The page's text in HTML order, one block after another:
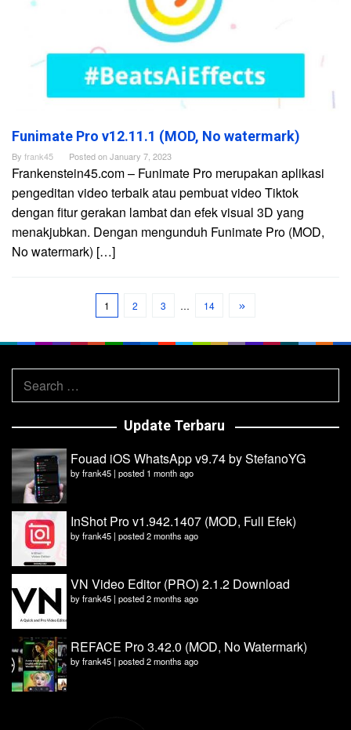
Funimate Pro v12.11.1 (MOD, No watermark)
By frank45 Posted onJanuary 7, 2023
Frankenstein45.com – Funimate Pro merupakan aplikasi
pengeditan video terbaik atau pembuat video Tiktok
dengan fitur gerakan lambat dan efek visual 3D yang
menakjubkan. Dengan mengunduh Funimate Pro (MOD,
No watermark) […]
1 2 3 … 14
Search
for:
Update Terbaru
Fouad iOS WhatsApp v9.74 by StefanoYG
byfrank45 | posted 1 month ago
InShot Pro v1.942.1407 (MOD, Full Efek)
byfrank45 | posted 2 months ago
VN Video Editor (PRO) 2.1.2 Download
byfrank45 | posted 2 months ago
REFACE Pro 3.42.0 (MOD, No Watermark)
byfrank45 | posted 2 months ago